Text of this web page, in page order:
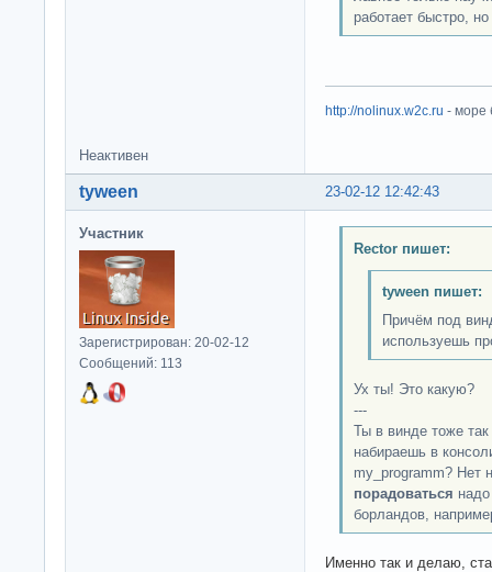
работает быстро,
http://nolinux.w2c.ru - море
Неактивен
23-02-12 12:42:43
tyween
Участник
Зарегистрирован: 20-02-12
Сообщений: 113
Rector пишет:
tyween пишет:
Причём под
используешь
Ух ты! Это какую?
---
Ты в винде тоже
набираешь в
my_programm? Нет
порадоваться
борландов,
Именно так и делаю,